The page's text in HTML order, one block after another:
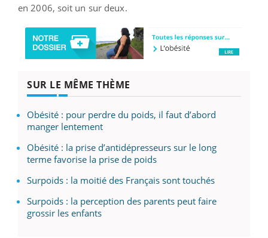
en 2006, soit un sur deux.
SUR LE MÊME THÈME
Obésité : pour perdre du poids, il faut d’abord
manger lentement
Obésité : la prise d’antidépresseurs sur le long
terme favorise la prise de poids
Surpoids : la moitié des Français sont touchés
Surpoids : la perception des parents peut faire
grossir les enfants